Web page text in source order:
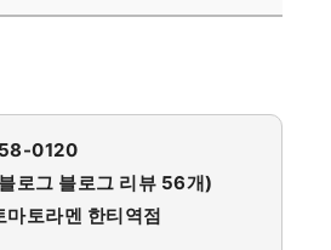
0120
로그 블로그 리뷰 56개)
마토라멘 한티역점